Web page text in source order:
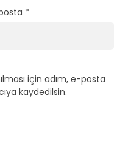
*
için adım, e-posta
kaydedilsin.